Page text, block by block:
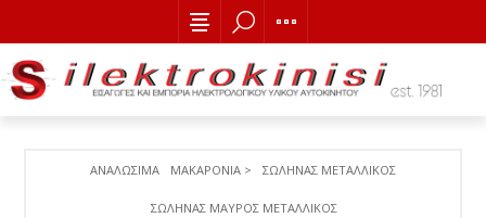
ΑΝΑΛΩΣΙΜΑ ΜΑΚΑΡΟΝΙΑ > ΣΩΛΗΝΑΣ ΜΕΤΑΛΛΙΚΟΣ
ΣΩΛΗΝΑΣ ΜΑΥΡΟΣ ΜΕΤΑΛΛΙΚΟΣ Φ 10,0 MM